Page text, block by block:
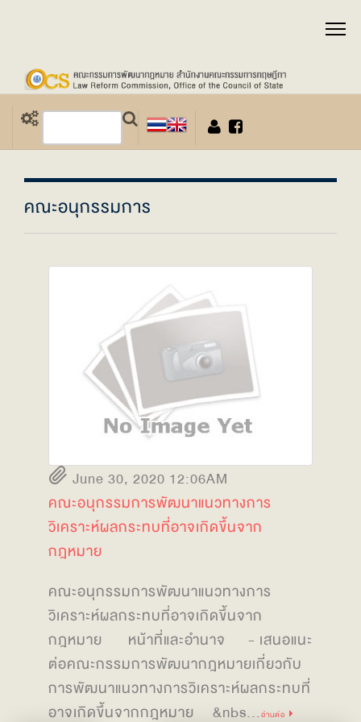
คณะอนุกรรมการ
June 30, 2020 12:06AM
คณะอนุกรรมการพัฒนาแนวทางการ
วิเคราะห์ผลกระทบที่อาจเกิดขึ้นจาก
กฎหมาย
คณะอนุกรรมการพัฒนาแนวทางการ
วิเคราะห์ผลกระทบที่อาจเกิดขึ้นจาก
กฎหมาย หน้าที่และอำนาจ - เสนอแนะ
ต่อคณะกรรมการพัฒนากฎหมายเกี่ยวกับ
การพัฒนาแนวทางการวิเคราะห์ผลกระทบที่
อาจเกิดขึ้นจากกฎหมาย &nbs...อ่านต่อ